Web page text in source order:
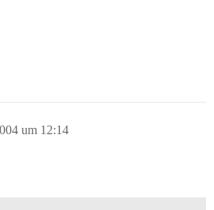
um 12:14